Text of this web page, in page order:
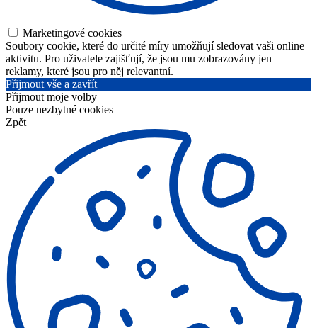
Marketingové cookies
Soubory cookie, které do určité míry umožňují sledovat vaši online
aktivitu. Pro uživatele zajišťují, že jsou mu zobrazovány jen
reklamy, které jsou pro něj relevantní.
Přijmout vše a zavřít
Přijmout moje volby
Pouze nezbytné cookies
Zpět